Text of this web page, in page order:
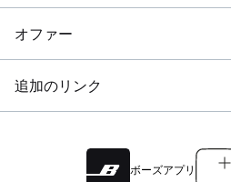
オファー
追加のリンク
ボーズアプリ